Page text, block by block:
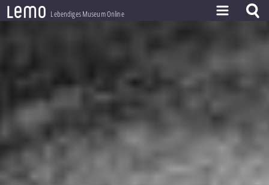
lemo Lebendiges Museum Online
ZEITZEUGEN
BESTAND
LERNEN